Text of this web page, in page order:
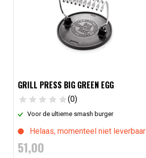
GRILL PRESS BIG GREEN EGG
(0)
Voor de ultieme smash burger
Helaas, momenteel niet leverbaar
51,00